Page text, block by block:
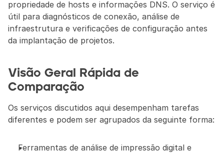
propriedade de hosts e informações DNS. O serviço é
útil para diagnósticos de conexão, análise de
infraestrutura e verificações de configuração antes
da implantação de projetos.
Visão Geral Rápida de
Comparação
Os serviços discutidos aqui desempenham tarefas
diferentes e podem ser agrupados da seguinte forma:
Ferramentas de análise de impressão digital e